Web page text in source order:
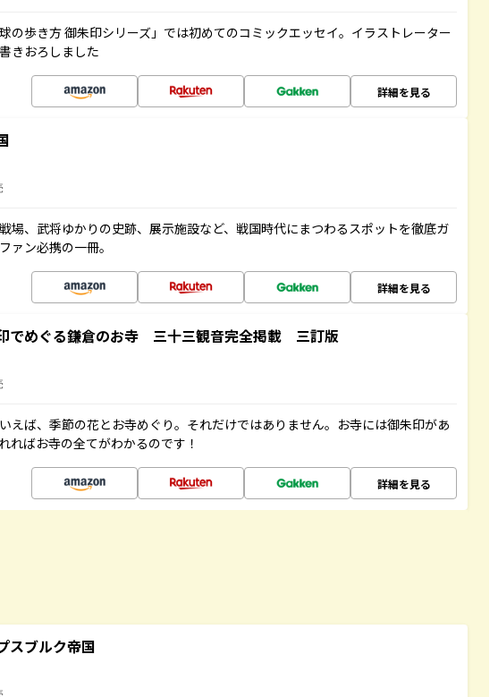
の歩き方 御朱印シリーズ」では初めてのコミックエッセイ。イラストレーター
きおろしました
詳細を見る
場、武将ゆかりの史跡、展示施設など、戦国時代にまつわるスポットを徹底ガ
ァン必携の一冊。
詳細を見る
でめぐる鎌倉のお寺 三十三観音完全掲載 三訂版
えば、季節の花とお寺めぐり。それだけではありません。お寺には御朱印があ
ればお寺の全てがわかるのです！
詳細を見る
ブルク帝国